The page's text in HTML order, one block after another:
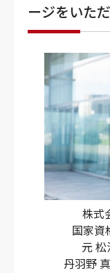
ージをいた
株式
国家資
元
丹羽野